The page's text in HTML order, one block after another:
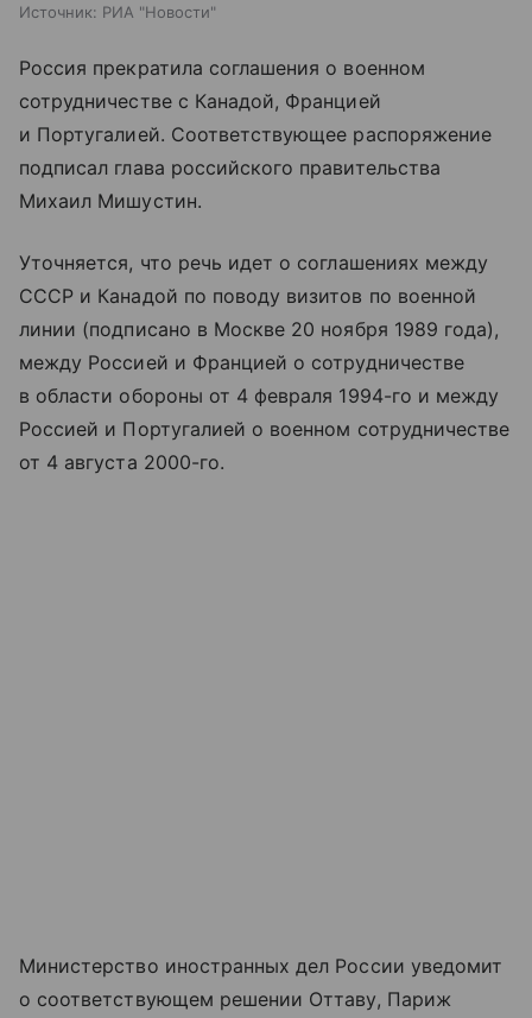
Источник: РИА "Новости"
Россия прекратила соглашения о военном
сотрудничестве с Канадой, Францией
и Португалией. Соответствующее распоряжение
подписал глава российского правительства
Михаил Мишустин.
Уточняется, что речь идет о соглашениях между
СССР и Канадой по поводу визитов по военной
линии (подписано в Москве 20 ноября 1989 года),
между Россией и Францией о сотрудничестве
в области обороны от 4 февраля 1994-го и между
Россией и Португалией о военном сотрудничестве
от 4 августа 2000-го.
Министерство иностранных дел России уведомит
о соответствующем решении Оттаву, Париж